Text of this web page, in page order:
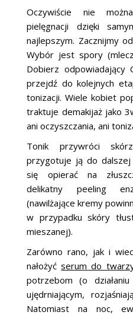
Oczywiście nie
pielęgnacji dzięki
najlepszym. Zacznijmy
Wybór jest spory
Dobierz odpowiadający
przejdź do kolejnych
tonizacji. Wiele kobiet
traktuje demakijaż jako
ani oczyszczania, ani
Tonik przywróci
przygotuje ją do dalszej
się opierać na
delikatny peeling
(nawilżające kremy
w przypadku skóry
mieszanej).
Zarówno rano, jak i
nałożyćserum do
potrzebom (o działaniu
ujędrniającym,
Natomiast na noc,